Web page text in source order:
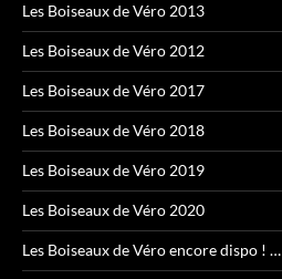
Les Boiseaux de Véro 2013
Les Boiseaux de Véro 2012
Les Boiseaux de Véro 2017
Les Boiseaux de Véro 2018
Les Boiseaux de Véro 2019
Les Boiseaux de Véro 2020
Les Boiseaux de Véro encore dispo ! …